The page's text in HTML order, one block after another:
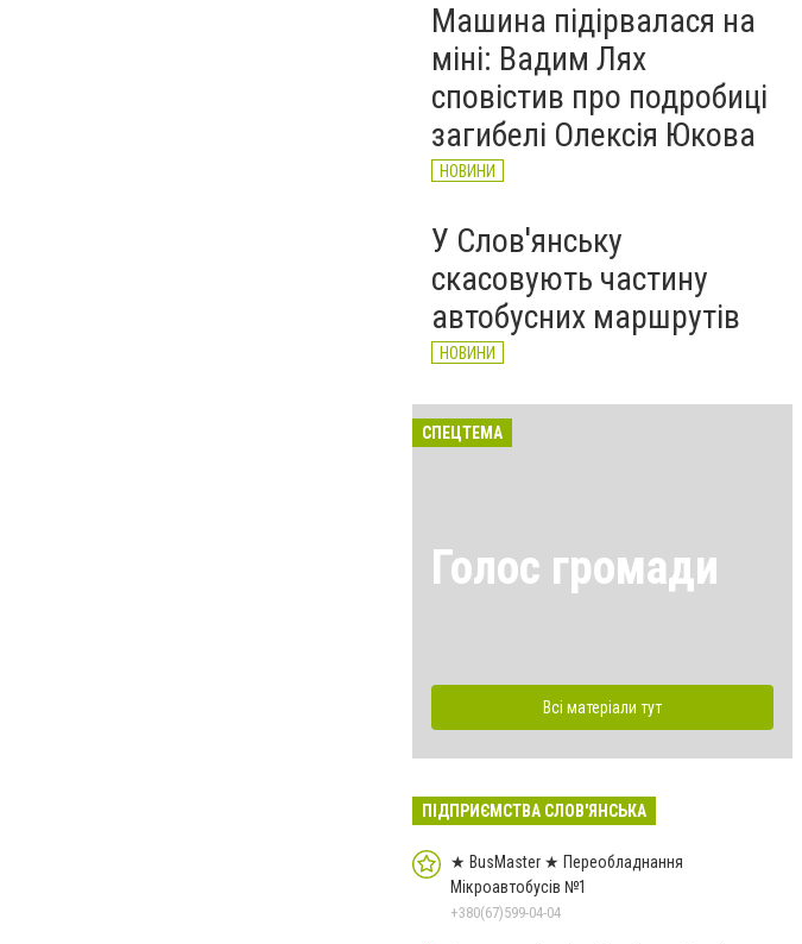
Машина підірвалася на
міні: Вадим Лях
сповістив про подробиці
загибелі Олексія Юкова
НОВИНИ
У Слов'янську
скасовують частину
автобусних маршрутів
НОВИНИ
СПЕЦТЕМА
Голос громади
Всі матеріали тут
ПІДПРИЄМСТВА СЛОВ'ЯНСЬКА
★ BusMaster ★ Переобладнання
Мікроавтобусів №1
+380(67)599-04-04